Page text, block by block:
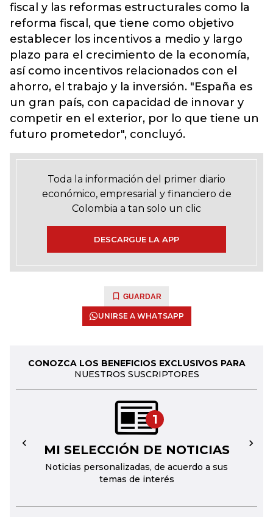
fiscal y las reformas estructurales como la
reforma fiscal, que tiene como objetivo
establecer los incentivos a medio y largo
plazo para el crecimiento de la economía,
así como incentivos relacionados con el
ahorro, el trabajo y la inversión. "España es
un gran país, con capacidad de innovar y
competir en el exterior, por lo que tiene un
futuro prometedor", concluyó.
Toda la información del primer diario
económico, empresarial y financiero de
Colombia a tan solo un clic
DESCARGUE LA APP
GUARDAR
UNIRSE A WHATSAPP
CONOZCA LOS BENEFICIOS EXCLUSIVOS PARA
NUESTROS SUSCRIPTORES
1
MI SELECCIÓN DE NOTICIAS
Noticias personalizadas, de acuerdo a sus
temas de interés
← →